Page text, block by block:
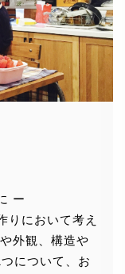
ー
りにおいて考え
外観、構造や
について、お
最新の状態に
・破損・改ざ
ティシステム
底等の必要な
の厳重な管理
当社からのご
答として、電
ます。